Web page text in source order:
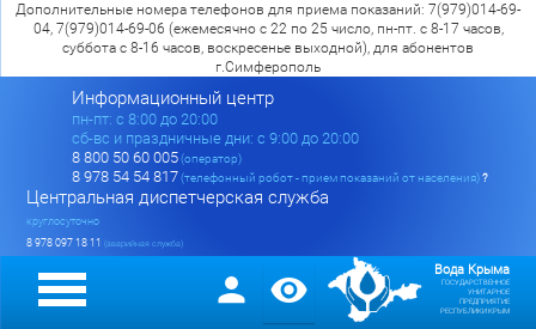
Дополнительные номера телефонов для приема показаний: 7(979)014-69-
04, 7(979)014-69-06 (ежемесячно с 22 по 25 число, пн-пт. с 8-17 часов,
суббота с 8-16 часов, воскресенье выходной), для абонентов
г.Симферополь
Информационный центр
пн-пт: c 8:00 до 20:00
сб-вс и праздничные дни: с 9:00 до 20:00
8 800 50 60 005(оператор)
8 978 54 54 817(телефонный робот - прием показаний от населения)?
Центральная диспетчерская служба
круглосуточно
8 978 097 18 11 (аварийная служба)
Вода Крыма
ГОСУДАРСТВЕННОЕ
УНИТАРНОЕ
ПРЕДПРИЯТИЕ
РЕСПУБЛИКИ КРЫМ